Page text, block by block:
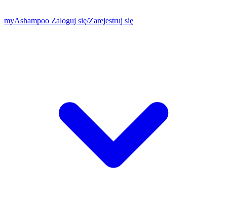
myAshampoo Zaloguj się/Zarejestruj się